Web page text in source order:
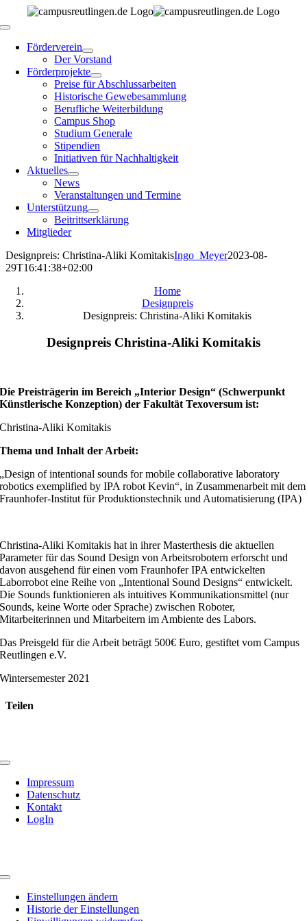
Inhalt
Toggle
NavigationFörderverein
Der Vorstand
Förderprojekte
Preise für Abschlussarbeiten
Historische Gewebesammlung
Berufliche Weiterbildung
Campus Shop
Studium Generale
Stipendien
Initiativen für Nachhaltigkeit
Aktuelles
News
Veranstaltungen und Termine
Unterstützung
Beitrittserklärung
Mitglieder
Designpreis: Christina-Aliki KomitakisIngo_Meyer2023-08-
29T16:41:38+02:00
Home
Designpreis
Designpreis: Christina-Aliki Komitakis
Designpreis Christina-Aliki Komitakis
Die Preisträgerin im Bereich „Interior Design“ (Schwerpunkt
Künstlerische Konzeption) der Fakultät Texoversum ist:
Christina-Aliki Komitakis
Thema und Inhalt der Arbeit:
„Design of intentional sounds for mobile collaborative laboratory
robotics exemplified by IPA robot Kevin“, in Zusammenarbeit mit dem
Fraunhofer-Institut für Produktionstechnik und Automatisierung (IPA)
Christina-Aliki Komitakis hat in ihrer Masterthesis die aktuellen
Parameter für das Sound Design von Arbeitsrobotern erforscht und
davon ausgehend für einen vom Fraunhofer IPA entwickelten
Laborrobot eine Reihe von „Intentional Sound Designs“ entwickelt.
Die Sounds funktionieren als intuitives Kommunikationsmittel (nur
Sounds, keine Worte oder Sprache) zwischen Roboter,
Mitarbeiterinnen und Mitarbeitern im Ambiente des Labors.
Das Preisgeld für die Arbeit beträgt 500€ Euro, gestiftet vom Campus
Reutlingen e.V.
Wintersemester 2021
Teilen
Toggle
NavigationImpressum
Datenschutz
Kontakt
LogIn
Toggle
NavigationEinstellungen ändern
Historie der Einstellungen